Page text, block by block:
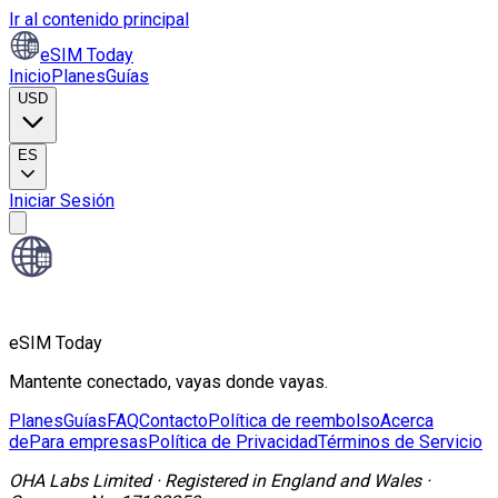
Ir al contenido principal
eSIM Today
InicioPlanesGuías
USD
ES
Iniciar Sesión
eSIM Today
Mantente conectado, vayas donde vayas.
PlanesGuíasFAQContactoPolítica de reembolsoAcerca
dePara empresasPolítica de PrivacidadTérminos de Servicio
OHA Labs Limited· Registered in England and Wales·